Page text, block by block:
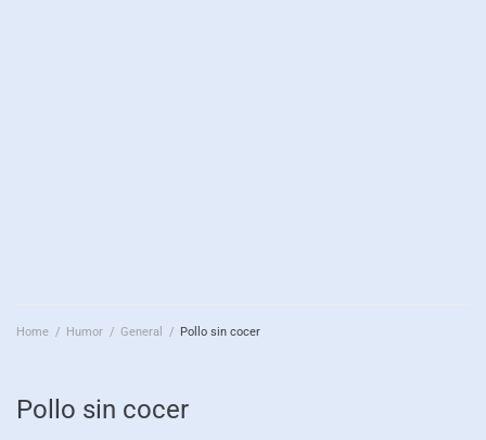
Home / Humor / General / Pollo sin cocer
Pollo sin cocer